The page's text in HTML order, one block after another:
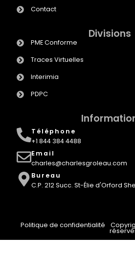
Contact
Divisions
PME Conforme
Traces Virtuelles
Interimia
PDPC
Téléphone
+1 844 384 4488
Email
charles@charlesgroleau.com
Bureau
C.P. 212 Succ. St-Élie d'Orford
Politique de confidentialité